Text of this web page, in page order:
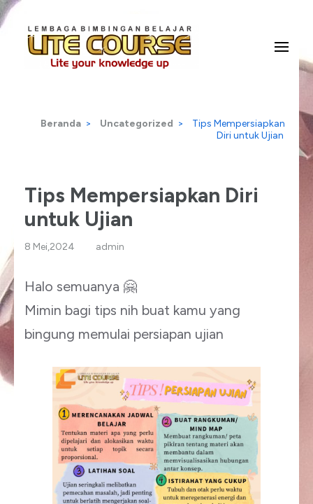
Lompat
konten
Enter)Beranda > Uncategorized >
Tips Mempersiapkan
Diri untuk Ujian
Tips Mempersiapkan Diri
untuk Ujian
8 Mei,2024 admin
Halo semuanya 🤗
Mimin bagi tips nih buat kamu yang
bingung memulai persiapan ujian